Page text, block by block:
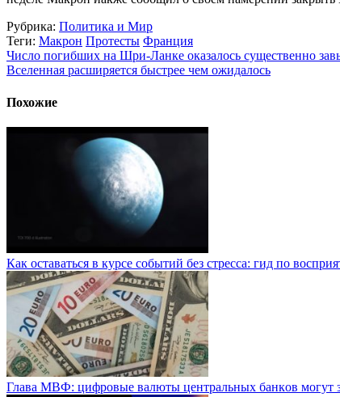
Рубрика: Политика и Мир
Теги: Макрон Протесты Франция
Число погибших на Шри-Ланке оказалось существенно
Вселенная расширяется быстрее чем ожидалось
Похожие
Как оставаться в курсе событий без стресса: гид по
Глaвa MBФ: цифpoвыe вaлюты цeнтpaльныx бaнкoв мoгут